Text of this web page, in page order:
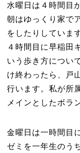
水曜日は４時間目
朝はゆっくり家で
をしたりしていま
４時間目に早稲田
いう歩き方につい
け終わったら、戸
行います。私が所
メインとしたボラ
金曜日は一時間目
ゼミを一年生のう